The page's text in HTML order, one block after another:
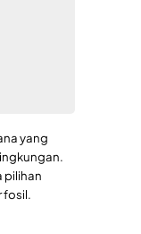
yang
pilihan
fosil.